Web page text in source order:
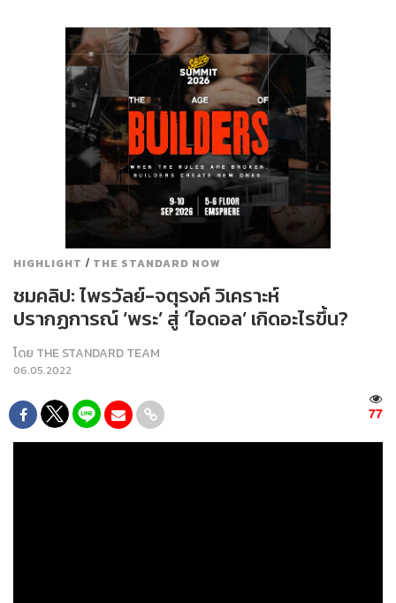
HIGHLIGHT / THE STANDARD NOW
ชมคลิป: ไพรวัลย์-จตุรงค์ วิเคราะห์
ปรากฏการณ์ ‘พระ’ สู่ ‘ไอดอล’ เกิดอะไรขึ้น?
โดย THE STANDARD TEAM
06.05.2022
77